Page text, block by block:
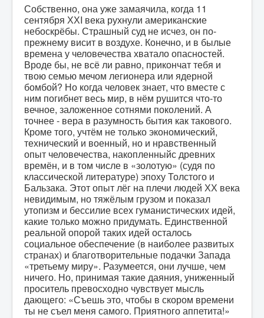
Собственно, она уже замаячила, когда 11
сентября ХХI века рухнули американские
небоскрёбы. Страшный суд не исчез, он по-
прежнему висит в воздухе. Конечно, и в былые
времена у человечества хватало опасностей.
Вроде бы, не всё ли равно, прикончат тебя и
твою семью мечом легионера или ядерной
бомбой? Но когда человек знает, что вместе с
ним погибнет весь мир, в нём рушится что-то
вечное, заложенное сотнями поколений. А
точнее - вера в разумность бытия как такового.
Кроме того, учтём не только экономический,
технический и военный, но и нравственный
опыт человечества, накопленныйс древних
времён, и в том числе в «золотую» (судя по
классической литературе) эпоху Толстого и
Бальзака. Этот опыт лёг на плечи людей ХХ века
невидимым, но тяжёлым грузом и показал
утопизм и бессилие всех гуманистических идей,
какие только можно придумать. Единственной
реальной опорой таких идей осталось
социальное обеспечение (в наиболее развитых
странах) и благотворительные подачки Запада
«третьему миру». Разумеется, они лучше, чем
ничего. Но, принимая такие даяния, униженный
проситель превосходно чувствует мысль
дающего: «Съешь это, чтобы в скором времени
ты не съел меня самого. Приятного аппетита!»